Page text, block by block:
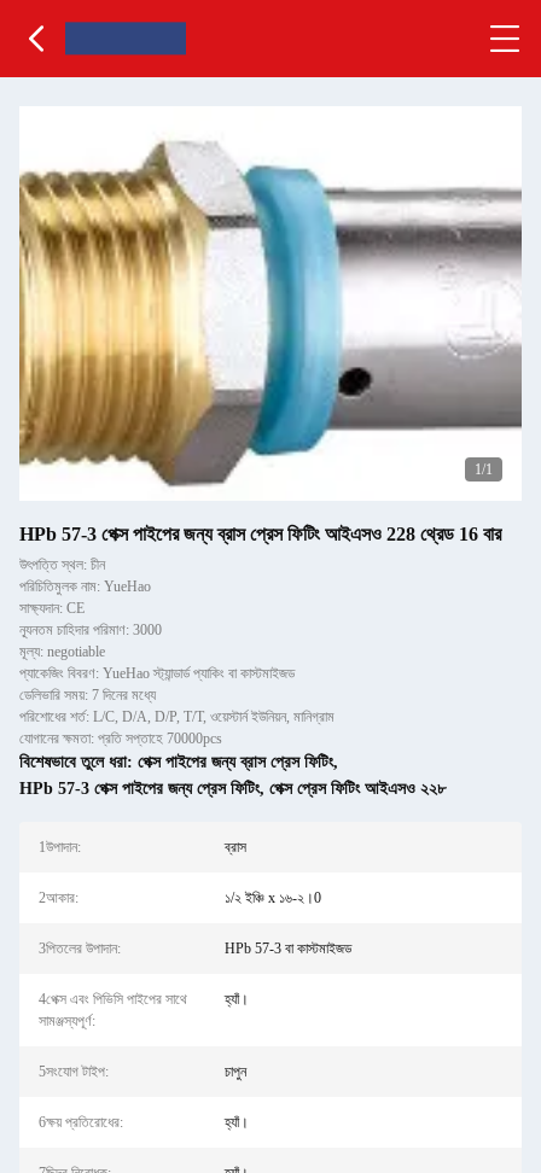
1/1
HPb 57-3 পেক্স পাইপের জন্য ব্রাস প্রেস ফিটিং আইএসও 228 থ্রেড 16 বার
উৎপত্তি স্থল: চীন
পরিচিতিমুলক নাম: YueHao
সাক্ষ্যদান: CE
ন্যূনতম চাহিদার পরিমাণ: 3000
মূল্য: negotiable
প্যাকেজিং বিবরণ: YueHao স্ট্যান্ডার্ড প্যাকিং বা কাস্টমাইজড
ডেলিভারি সময়: 7 দিনের মধ্যে
পরিশোধের শর্ত: L/C, D/A, D/P, T/T, ওয়েস্টার্ন ইউনিয়ন, মানিগ্রাম
যোগানের ক্ষমতা: প্রতি সপ্তাহে 70000pcs
বিশেষভাবে তুলে ধরা: পেক্স পাইপের জন্য ব্রাস প্রেস ফিটিং,
HPb 57-3 পেক্স পাইপের জন্য প্রেস ফিটিং, পেক্স প্রেস ফিটিং আইএসও ২২৮
1উপাদান: ব্রাস
2আকার: ১/২ ইঞ্চি x ১৬-২।0
3পিতলের উপাদান: HPb 57-3 বা কাস্টমাইজড
4পেক্স এবং পিভিসি পাইপের সাথে
সামঞ্জস্যপূর্ণ:
হ্যাঁ।
5সংযোগ টাইপ: চাপুন
6ক্ষয় প্রতিরোধের: হ্যাঁ।